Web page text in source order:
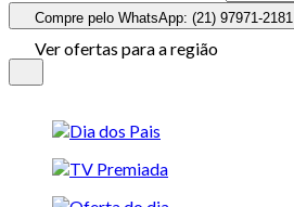
Compre pelo WhatsApp: (21) 97971-2181
Ver ofertas para a região